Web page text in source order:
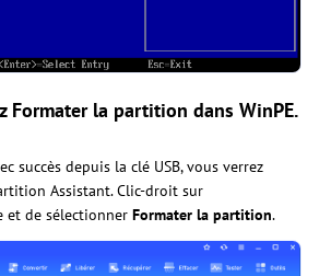
Formater la partition dans WinPE.
succès depuis la clé USB, vous verrez
Assistant. Clic-droit sur
et de sélectionner Formater la partition.